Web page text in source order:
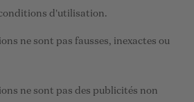
conditions d'utilisation.
ne sont pas fausses, inexactes ou
ne sont pas des publicités non